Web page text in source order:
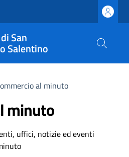
San
Salentino
al minuto
minuto
uffici, notizie ed eventi